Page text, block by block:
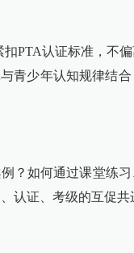
PTA认证标准，不
青少年认知规律结
？如何通过课堂练
认证、考级的互促共